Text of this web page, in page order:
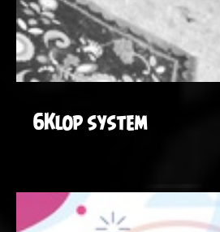
6Klop system